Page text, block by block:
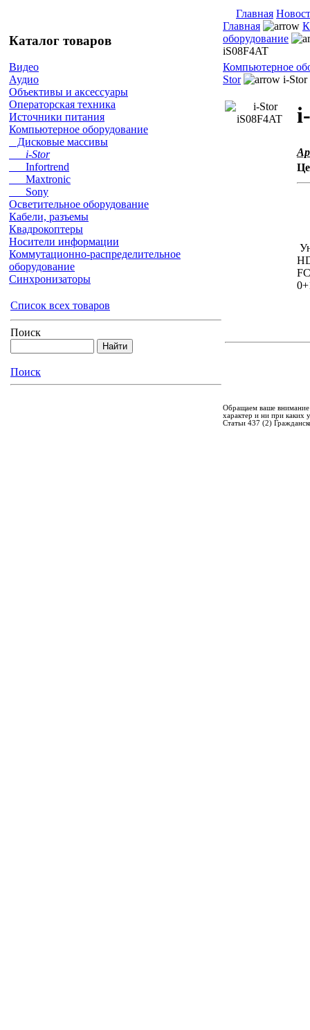
Главная
Каталог товаров
Видео
Аудио
Объективы и аксессуары
Операторская техника
Источники питания
Компьютерное оборудование
Дисковые массивы
i-Stor
Infortrend
Maxtronic
Sony
Осветительное оборудование
Кабели, разъемы
Квадрокоптеры
Носители информации
Коммутационно-распределительное
оборудование
Синхронизаторы
Список всех товаров
Поиск
Поиск
Главная
оборудование
iS08F4AT
Компьютерное
Stor
i-Stor
Обращаем ваше
характер и ни при каких
Статьи 437 (2)